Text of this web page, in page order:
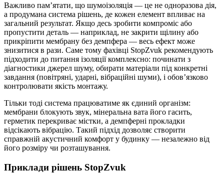
Важливо пам’ятати, що шумоізоляція — це не одноразова дія,
а продумана система рішень, де кожен елемент впливає на
загальний результат. Якщо десь зробити компроміс або
пропустити деталь — наприклад, не закрити щілину або
прикріпити мембрану без демпфера — весь ефект може
знизитися в рази. Саме тому фахівці StopZvuk рекомендують
підходити до питання ізоляції комплексно: починати з
діагностики джерел шуму, обирати матеріали під конкретні
завдання (повітряні, ударні, вібраційні шуми), і обов’язково
контролювати якість монтажу.
Тільки тоді система працюватиме як єдиний організм:
мембрани блокують звук, мінеральна вата його гасить,
герметик перекриває містки, а демпферні прокладки
відсікають вібрацію. Такий підхід дозволяє створити
справжній акустичний комфорт у будинку — незалежно від
його розміру чи розташування.
Приклади рішень StopZvuk